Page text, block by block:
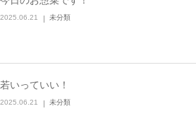
2025.06.21 未分類
若いっていい！
2025.06.21 未分類